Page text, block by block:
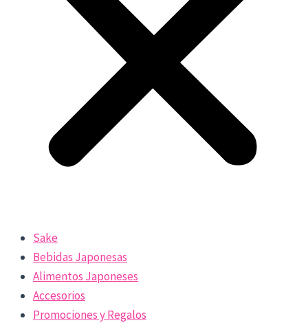
Sake
Bebidas Japonesas
Alimentos Japoneses
Accesorios
Promociones y Regalos